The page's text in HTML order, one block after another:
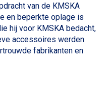
van de KMSKA
en beperkte oplage is
hij voor KMSKA bedacht,
accessoires werden
fabrikanten en